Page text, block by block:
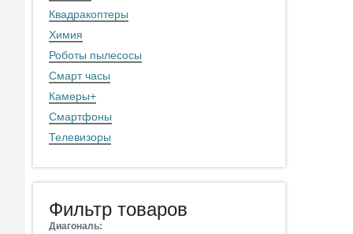
Квадракоптеры
Химия
Роботы пылесосы
Смарт часы
Камеры+
Смартфоны
Телевизоры
Фильтр товаров
Диагональ: